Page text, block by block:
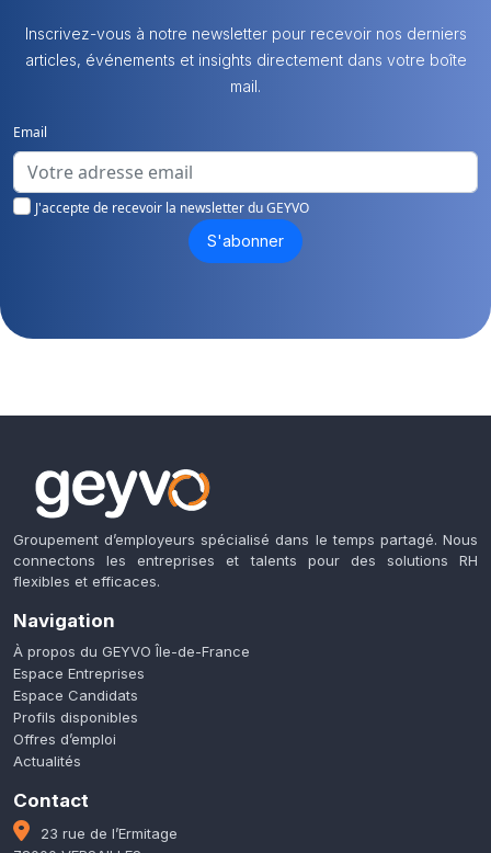
Inscrivez-vous à notre newsletter pour recevoir nos derniers
articles, événements et insights directement dans votre boîte
mail.
Email
J'accepte de recevoir la newsletter du GEYVO
S'abonner
Groupement d’employeurs spécialisé dans le temps partagé. Nous
connectons les entreprises et talents pour des solutions RH
flexibles et efficaces.
Navigation
À propos du GEYVO Île-de-France
Espace Entreprises
Espace Candidats
Profils disponibles
Offres d’emploi
Actualités
Contact
23 rue de l’Ermitage